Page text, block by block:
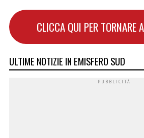
CLICCA QUI PER TORNARE
ULTIME NOTIZIE IN EMISFERO SUD